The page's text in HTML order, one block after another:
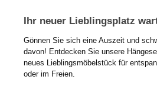
Ihr neuer Lieblingsplatz
Gönnen Sie sich eine Auszeit und
davon! Entdecken Sie unsere
neues Lieblingsmöbelstück für
oder im Freien.